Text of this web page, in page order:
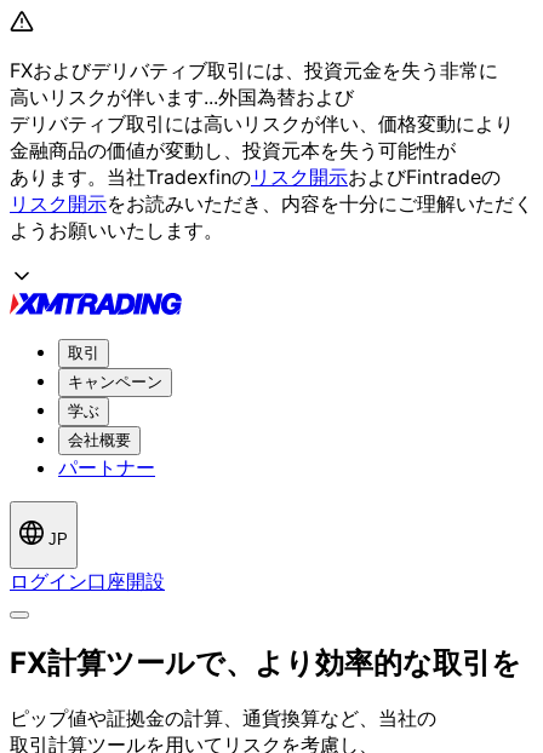
FXおよびデリバティブ取引には、 投資元金を失う 非常に
高いリスクが伴います...外国為替および
デリバティブ取引には高いリスクが伴い、 価格変動により
金融商品の価値が変動し、 投資元本を失う 可能性が
あります。 当社Tradexfinのリスク開示およびFintradeの
リスク開示をお読みいただき、 内容を十分にご理解いただく
よう お願いいたします。
取引
キャンペーン
学ぶ
会社概要
パートナー
JP
ログイン口座開設
FX計算ツールで、 より 効率的な取引を
ピップ値や証拠金の計算、 通貨換算など、 当社の
取引計算ツールを用いて リスクを考慮し、